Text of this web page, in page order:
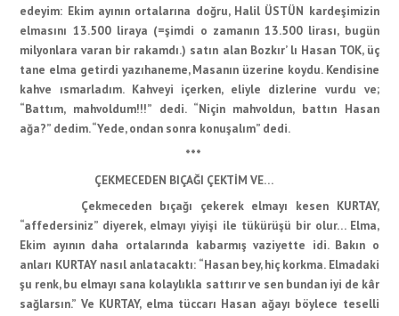
edeyim: Ekim ayının ortalarına doğru, Halil ÜSTÜN kardeşimizin
elmasını 13.500 liraya (=şimdi o zamanın 13.500 lirası, bugün
milyonlara varan bir rakamdı.) satın alan Bozkır’ lı Hasan TOK, üç
tane elma getirdi yazıhaneme, Masanın üzerine koydu. Kendisine
kahve ısmarladım. Kahveyi içerken, eliyle dizlerine vurdu ve;
“Battım, mahvoldum!!!” dedi. “Niçin mahvoldun, battın Hasan
ağa?” dedim. “Yede, ondan sonra konuşalım” dedi.
***
ÇEKMECEDEN BIÇAĞI ÇEKTİM VE…
Çekmeceden bıçağı çekerek elmayı kesen KURTAY,
“affedersiniz” diyerek, elmayı yiyişi ile tükürüşü bir olur… Elma,
Ekim ayının daha ortalarında kabarmış vaziyette idi. Bakın o
anları KURTAY nasıl anlatacaktı: “Hasan bey, hiç korkma. Elmadaki
şu renk, bu elmayı sana kolaylıkla sattırır ve sen bundan iyi de kâr
sağlarsın.” Ve KURTAY, elma tüccarı Hasan ağayı böylece teselli